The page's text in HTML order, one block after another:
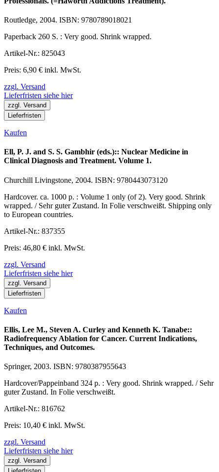
Routledge, 2004. ISBN: 9780789018021
Paperback 260 S. : Very good. Shrink wrapped.
Artikel-Nr.: 825043
Preis: 6,90 € inkl. MwSt.
zzgl. Versand
Lieferfristen siehe hier
zzgl. Versand
Lieferfristen
Kaufen
Ell, P. J. and S. S. Gambhir (eds.):: Nuclear Medicine in
Clinical Diagnosis and Treatment. Volume 1.
Churchill Livingstone, 2004. ISBN: 9780443073120
Hardcover. ca. 1000 p. : Volume 1 only (of 2). Very good. Shrink
wrapped. / Sehr guter Zustand. In Folie verschweißt. Shipping only
to European countries.
Artikel-Nr.: 837355
Preis: 46,80 € inkl. MwSt.
zzgl. Versand
Lieferfristen siehe hier
zzgl. Versand
Lieferfristen
Kaufen
Ellis, Lee M., Steven A. Curley and Kenneth K. Tanabe::
Radiofrequency Ablation for Cancer. Current Indications,
Techniques, and Outcomes.
Springer, 2003. ISBN: 9780387955643
Hardcover/Pappeinband 324 p. : Very good. Shrink wrapped. / Sehr
guter Zustand. In Folie verschweißt.
Artikel-Nr.: 816762
Preis: 10,40 € inkl. MwSt.
zzgl. Versand
Lieferfristen siehe hier
zzgl. Versand